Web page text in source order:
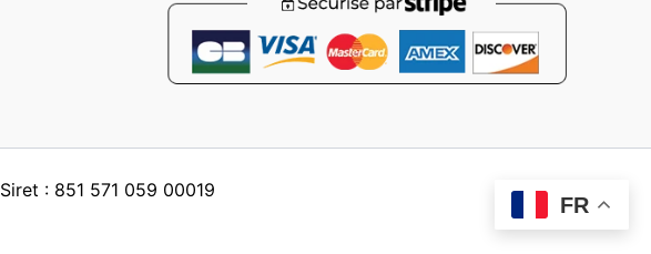
Siret : 851 571 059 00019
FR